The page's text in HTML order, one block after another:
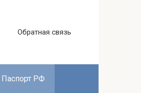
Обратная связь
Паспорт РФ